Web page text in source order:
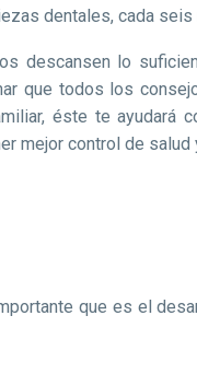
dentales, cada seis
descansen lo
que todos los
éste te ayudará
mejor control de salud
que es el